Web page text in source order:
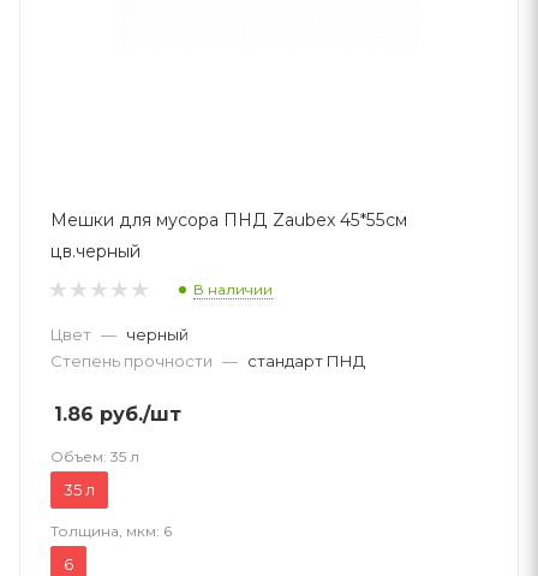
Мешки для мусора ПНД Zaubex 45*55см
цв.черный
В наличии
Цвет — черный
Степень прочности — стандарт ПНД
1.86 руб./шт
Объем: 35 л
35 л
Толщина, мкм: 6
6